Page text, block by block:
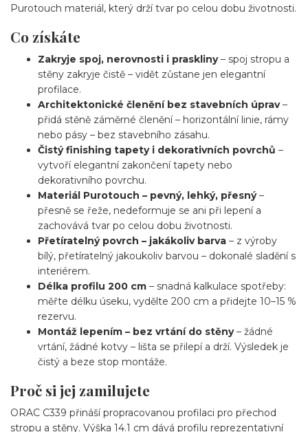
Purotouch materiál, který drží tvar po celou dobu životnosti.
Co získáte
Zakryje spoj, nerovnosti i praskliny– spoj stropu a
stěny zakryje čistě – vidět zůstane jen elegantní
profilace.
Architektonické členění bez stavebních úprav–
přidá stěně záměrné členění – horizontální linie, rámy
nebo pásy – bez stavebního zásahu.
Čistý finishing tapety i dekorativních povrchů –
vytvoří elegantní zakončení tapety nebo
dekorativního povrchu.
Materiál Purotouch – pevný, lehký, přesný–
přesně se řeže, nedeformuje se ani při lepení a
zachovává tvar po celou dobu životnosti.
Přetíratelný povrch – jakákoliv barva – z výroby
bílý, přetíratelný jakoukoliv barvou – dokonalé sladění s
interiérem.
Délka profilu 200 cm – snadná kalkulace spotřeby:
měřte délku úseku, vydělte 200 cm a přidejte 10–15 %
rezervu.
Montáž lepením – bez vrtání do stěny– žádné
vrtání, žádné kotvy – lišta se přilepí a drží. Výsledek je
čistý a beze stop montáže.
Proč si jej zamilujete
ORAC C339 přináší propracovanou profilaci pro přechod
stropu a stěny. Výška 14.1 cm dává profilu reprezentativní